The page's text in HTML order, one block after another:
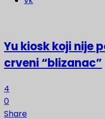
Yu kiosk koji nije
crveni “blizanac”
4
0
Share